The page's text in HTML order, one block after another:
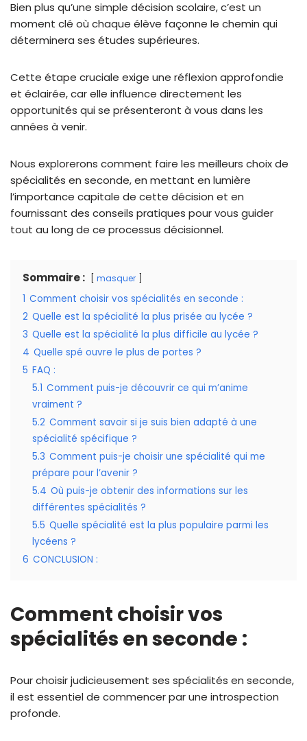
Bien plus qu’une simple décision scolaire, c’est un
moment clé où chaque élève façonne le chemin qui
déterminera ses études supérieures.
Cette étape cruciale exige une réflexion approfondie
et éclairée, car elle influence directement les
opportunités qui se présenteront à vous dans les
années à venir.
Nous explorerons comment faire les meilleurs choix de
spécialités en seconde, en mettant en lumière
l’importance capitale de cette décision et en
fournissant des conseils pratiques pour vous guider
tout au long de ce processus décisionnel.
Sommaire : masquer
1 Comment choisir vos spécialités en seconde :
2 Quelle est la spécialité la plus prisée au lycée ?
3 Quelle est la spécialité la plus difficile au lycée ?
4 Quelle spé ouvre le plus de portes ?
5 FAQ :
5.1 Comment puis-je découvrir ce qui m’anime
vraiment ?
5.2 Comment savoir si je suis bien adapté à une
spécialité spécifique ?
5.3 Comment puis-je choisir une spécialité qui me
prépare pour l’avenir ?
5.4 Où puis-je obtenir des informations sur les
différentes spécialités ?
5.5 Quelle spécialité est la plus populaire parmi les
lycéens ?
6 CONCLUSION :
Comment choisir vos
spécialités en seconde :
Pour choisir judicieusement ses spécialités en seconde,
il est essentiel de commencer par une introspection
profonde.